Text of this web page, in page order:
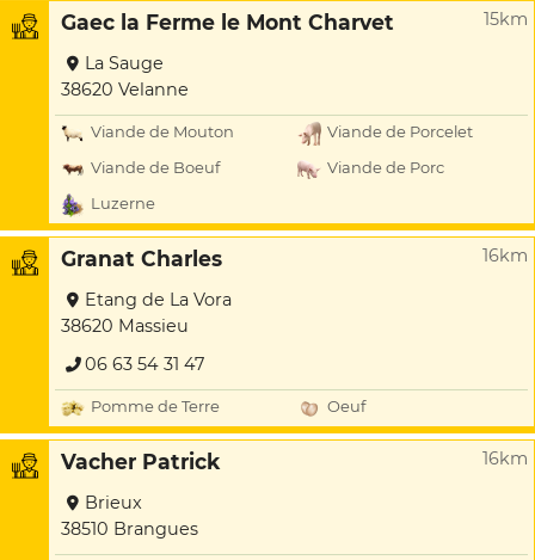
Gaec la Ferme le Mont Charvet 15km
La Sauge
38620 Velanne
Viande de Mouton
Viande de Porcelet
Viande de Boeuf
Viande de Porc
Luzerne
Granat Charles 16km
Etang de La Vora
38620 Massieu
06 63 54 31 47
Pomme de Terre Oeuf
Vacher Patrick 16km
Brieux
38510 Brangues